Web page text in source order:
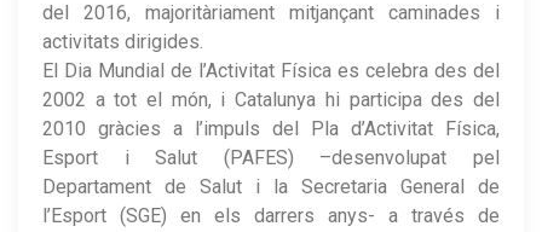
del 2016, majoritàriament mitjançant caminades i
activitats dirigides.
El Dia Mundial de l’Activitat Física es celebra des del
2002 a tot el món, i Catalunya hi participa des del
2010 gràcies a l’impuls del Pla d’Activitat Física,
Esport i Salut (PAFES) –desenvolupat pel
Departament de Salut i la Secretaria General de
l’Esport (SGE) en els darrers anys- a través de